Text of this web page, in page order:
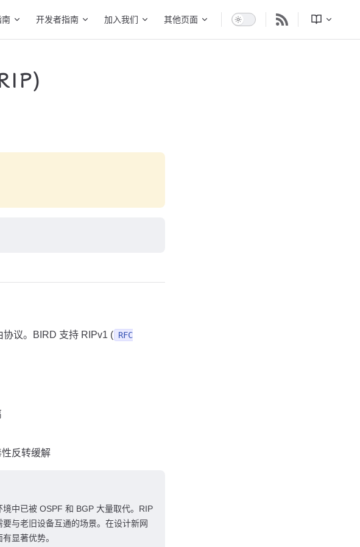
南 开发者指南 加入我们 其他页面
议。BIRD 支持 RIPv1 ( RFC
反转缓解
中已被 OSPF 和 BGP 大量取代。RIP
与老旧设备互通的场景。在设计新网
显著优势。